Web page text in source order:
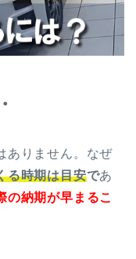
ありません。なぜ
る時期は目安であ
の納期が早まるこ